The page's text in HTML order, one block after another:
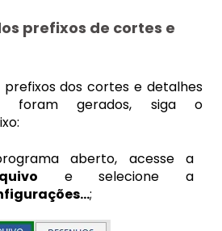
prefixos de cortes e
dos cortes e detalhes
foram gerados, siga o
aberto, acesse a
e selecione a
;